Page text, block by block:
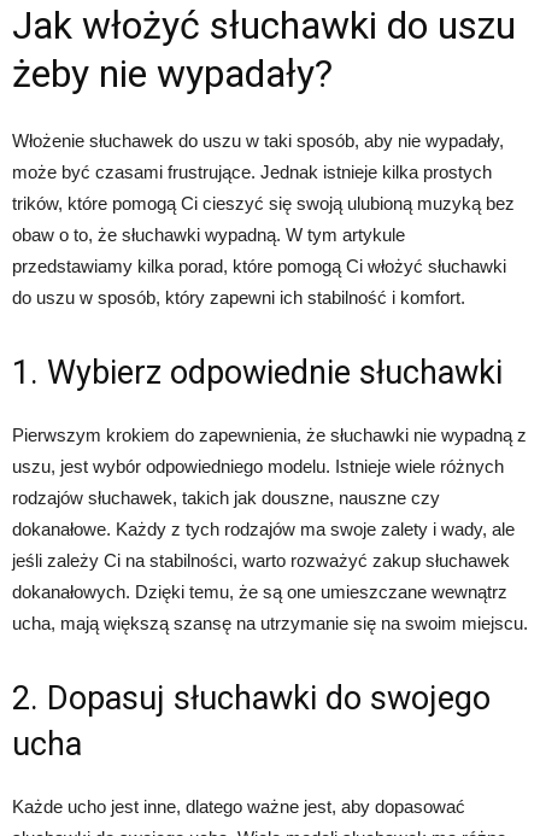
Jak włożyć słuchawki do uszu
żeby nie wypadały?
Włożenie słuchawek do uszu w taki sposób, aby nie wypadały,
może być czasami frustrujące. Jednak istnieje kilka prostych
trików, które pomogą Ci cieszyć się swoją ulubioną muzyką bez
obaw o to, że słuchawki wypadną. W tym artykule
przedstawiamy kilka porad, które pomogą Ci włożyć słuchawki
do uszu w sposób, który zapewni ich stabilność i komfort.
1. Wybierz odpowiednie słuchawki
Pierwszym krokiem do zapewnienia, że słuchawki nie wypadną z
uszu, jest wybór odpowiedniego modelu. Istnieje wiele różnych
rodzajów słuchawek, takich jak douszne, nauszne czy
dokanałowe. Każdy z tych rodzajów ma swoje zalety i wady, ale
jeśli zależy Ci na stabilności, warto rozważyć zakup słuchawek
dokanałowych. Dzięki temu, że są one umieszczane wewnątrz
ucha, mają większą szansę na utrzymanie się na swoim miejscu.
2. Dopasuj słuchawki do swojego
ucha
Każde ucho jest inne, dlatego ważne jest, aby dopasować